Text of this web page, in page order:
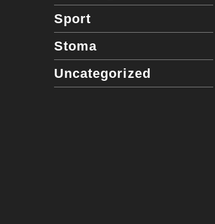
Sport
Stoma
Uncategorized